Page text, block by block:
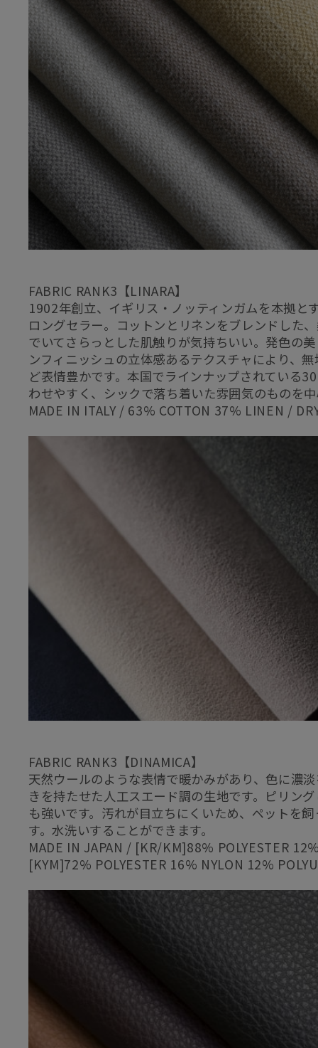
FABRIC RANK3【LINARA】
1902年創立、イギリス・ノッティンガムを本拠と
ロングセラー。コットンとリネンをブレンドした
でいてさらっとした肌触りが気持ちいい。発色の
ンフィニッシュの立体感あるテクスチャにより、
ど表情豊かです。本国でラインナップされている
わせやすく、シックで落ち着いた雰囲気のものを
MADE IN ITALY / 63% COTTON 37% LINEN /
FABRIC RANK3【DINAMICA】
天然ウールのような表情で暖かみがあり、色に濃
きを持たせた人工スエード調の生地です。ピリン
も強いです。汚れが目立ちにくいため、ペットを
す。水洗いすることができます。
MADE IN JAPAN / [KR/KM]88% POLYESTER
[KYM]72% POLYESTER 16% NYLON 12%